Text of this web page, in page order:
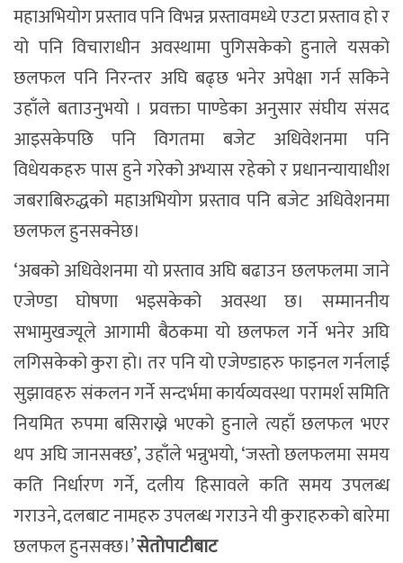
महाअभियोग प्रस्ताव पनि विभन्न प्रस्तावमध्ये एउटा प्रस्ताव हो र
यो पनि विचाराधीन अवस्थामा पुगिसकेको हुनाले यसको
छलफल पनि निरन्तर अघि बढ्छ भनेर अपेक्षा गर्न सकिने
उहाँले बताउनुभयो । प्रवक्ता पाण्डेका अनुसार संघीय संसद
आइसकेपछि पनि विगतमा बजेट अधिवेशनमा पनि
विधेयकहरु पास हुने गरेको अभ्यास रहेको र प्रधानन्यायाधीश
जबराबिरुद्धको महाअभियोग प्रस्ताव पनि बजेट अधिवेशनमा
छलफल हुनसक्नेछ।
‘अबको अधिवेशनमा यो प्रस्ताव अघि बढाउन छलफलमा जाने
एजेण्डा घोषणा भइसकेको अवस्था छ। सम्माननीय
सभामुखज्यूले आगामी बैठकमा यो छलफल गर्ने भनेर अघि
लगिसकेको कुरा हो। तर पनि यो एजेण्डाहरु फाइनल गर्नलाई
सुझावहरु संकलन गर्ने सन्दर्भमा कार्यव्यवस्था परामर्श समिति
नियमित रुपमा बसिराख्ने भएको हुनाले त्यहाँ छलफल भएर
थप अघि जानसक्छ’, उहाँले भन्नुभयो, ‘जस्तो छलफलमा समय
कति निर्धारण गर्ने, दलीय हिसावले कति समय उपलब्ध
गराउने, दलबाट नामहरु उपलब्ध गराउने यी कुराहरुको बारेमा
छलफल हुनसक्छ।’सेतोपाटीबाट